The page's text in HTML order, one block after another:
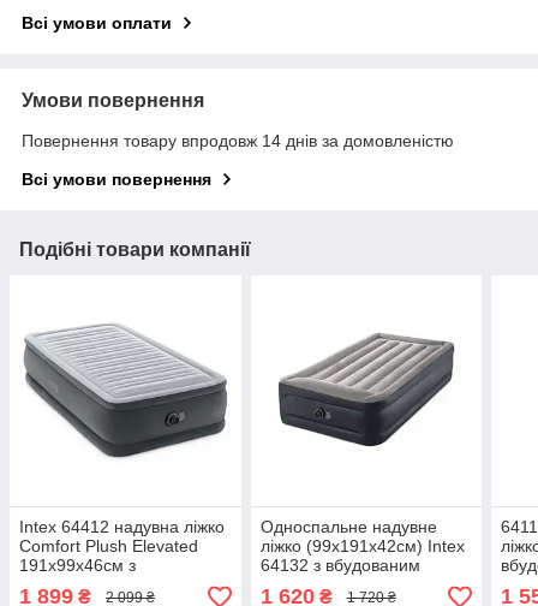
Всі умови оплати
Умови повернення
Повернення товару впродовж 14 днів за домовленістю
Всі умови повернення
Подібні товари компанії
Intex 64412 надувна ліжко
Comfort Plush Elevated
191х99х46см з
вбудованим
1 899 ₴ 2 099 ₴
Односпальне надувне
ліжко (99х191х42см) Intex
64132 з вбудованим
електронасосом
1 620₴ 1 720 ₴ 1